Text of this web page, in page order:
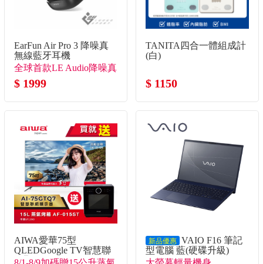
EarFun Air Pro 3 降噪真
無線藍牙耳機
全球首款LE Audio降噪真
無線
$ 1999
TANITA四合一體組成計
(白)
$ 1150
AIWA愛華75型
QLEDGoogle TV智慧聯
網顯示器
新品優惠 VAIO F16 筆記
型電腦 藍(硬碟升級)
(Core5-120U/16G/1TB